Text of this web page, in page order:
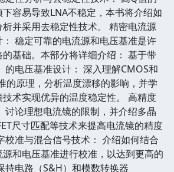
容易导致LNA不稳定，本书将介绍如
并采用去稳定性技术。 精密电流源
稳定可靠的电流源和电压基准是许
基础。本部分将详细介绍： 基于带
电压基准设计： 深入理解CMOS和
的原理，分析温度漂移的影响，并学
术实现优异的温度稳定性。 高精度
讨论理想电流镜的限制，并介绍多晶
尺寸匹配等技术来提高电流镜的精度
校准与混合信号技术： 介绍如何结合
和电压基准进行校准，以达到更高的
持电路（S&H）和模数转换器